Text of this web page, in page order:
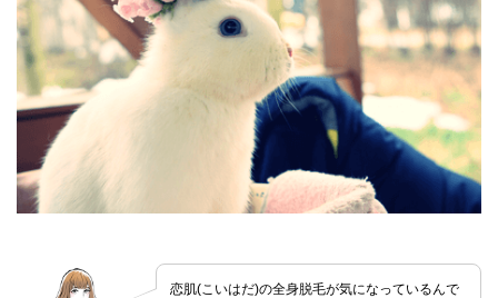
恋肌(こいはだ)の全身脱毛が気になっているんで